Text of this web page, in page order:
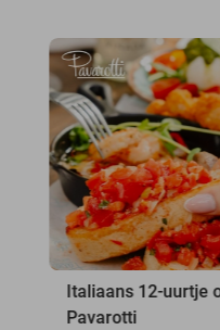
Italiaans 12-uurtje
Pavarotti